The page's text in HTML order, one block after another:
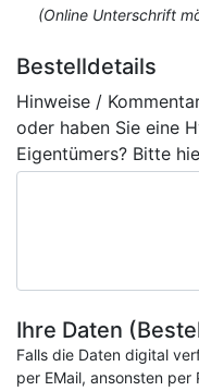
(Online Unterschrift
Bestelldetails
Hinweise /
oder haben Sie eine
Eigentümers? Bitte
Ihre Daten
Falls die Daten digital
per EMail, ansonsten per